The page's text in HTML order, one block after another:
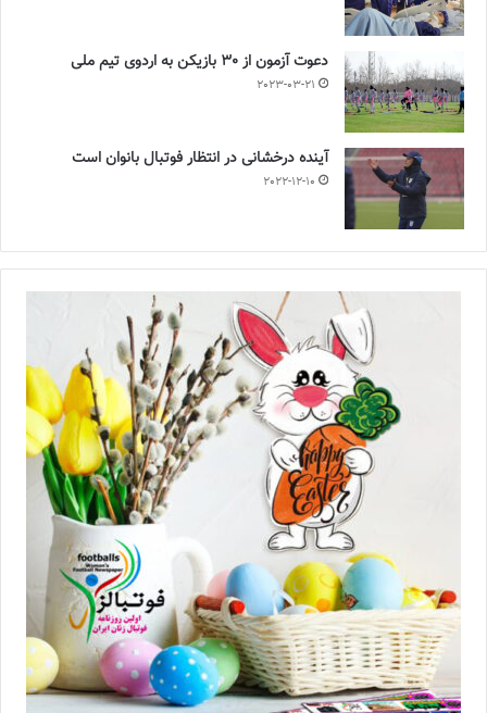
دعوت آزمون از 30 بازیکن به اردوی تیم ملی
2023-03-21
آینده درخشانی در انتظار فوتبال بانوان است
2022-12-10